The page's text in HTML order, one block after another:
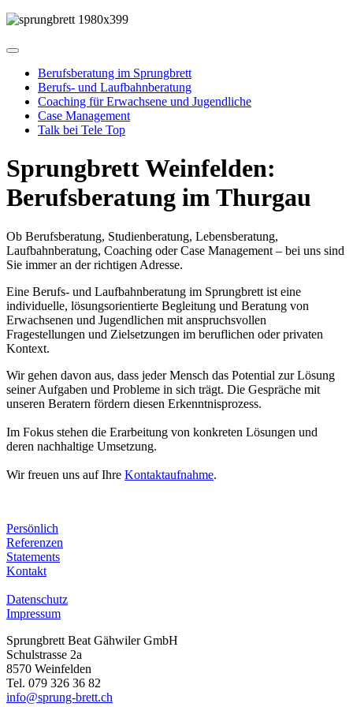
Berufsberatung im Sprungbrett
Berufs- und Laufbahnberatung
Coaching für Erwachsene und Jugendliche
Case Management
Talk bei Tele Top
Sprungbrett Weinfelden:
Berufsberatung im Thurgau
Ob Berufsberatung, Studienberatung, Lebensberatung,
Laufbahnberatung, Coaching oder Case Management – bei uns sind
Sie immer an der richtigen Adresse.
Eine Berufs- und Laufbahnberatung im Sprungbrett ist eine
individuelle, lösungsorientierte Begleitung und Beratung von
Erwachsenen und Jugendlichen mit anspruchsvollen
Fragestellungen und Zielsetzungen im beruflichen oder privaten
Kontext.
Wir gehen davon aus, dass jeder Mensch das Potential zur Lösung
seiner Aufgaben und Probleme in sich trägt. Die Gespräche mit
unseren Beratern fördern diesen Erkenntnisprozess.
Im Fokus stehen die Erarbeitung von konkreten Lösungen und
deren nachhaltige Umsetzung.
Wir freuen uns auf Ihre Kontaktaufnahme.
Persönlich
Referenzen
Statements
Kontakt
Datenschutz
Impressum
Sprungbrett Beat Gähwiler GmbH
Schulstrasse 2a
8570 Weinfelden
Tel. 079 326 36 82
info@sprung-brett.ch